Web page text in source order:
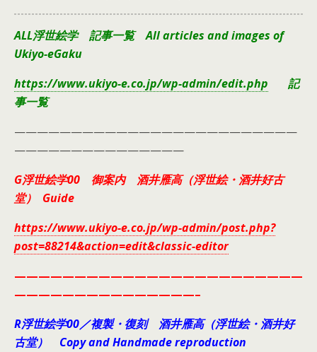
ALL浮世絵学 記事一覧 All articles and images of
Ukiyo-eGaku
https://www.ukiyo-e.co.jp/wp-admin/edit.php 記
事一覧
—————————————————————————
———————————————
G浮世絵学00 御案内 酒井雁高（浮世絵・酒井好古
堂） Guide
https://www.ukiyo-e.co.jp/wp-admin/post.php?
post=88214&action=edit&classic-editor
————————————————————————
———————————————–
R浮世絵学00／複製・復刻 酒井雁高（浮世絵・酒井好
古堂） Copy and Handmade reproduction